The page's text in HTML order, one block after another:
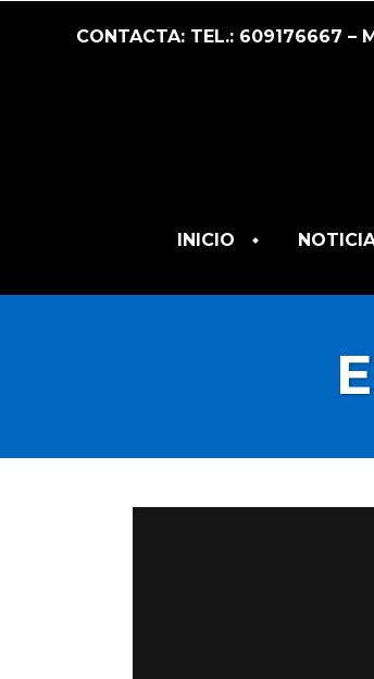
CONTACTA: TEL.: 609176667 –
INICIO